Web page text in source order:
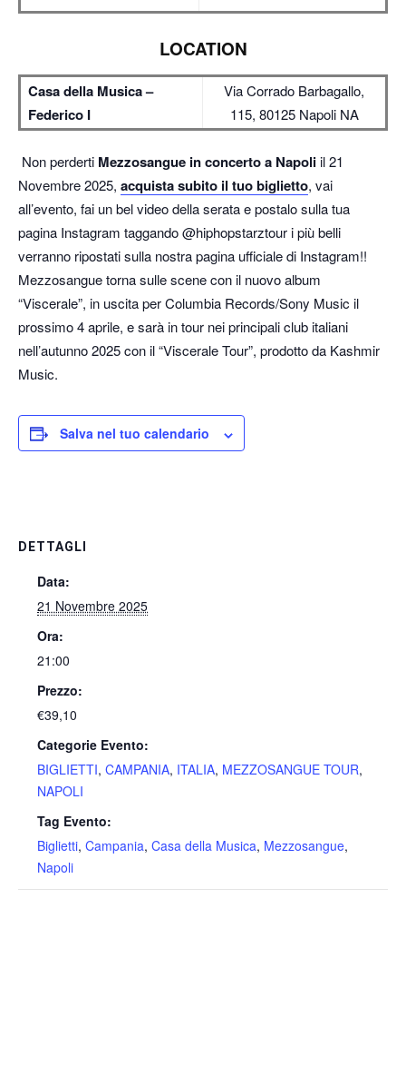
LOCATION
Casa della Musica –
Federico I
Via Corrado Barbagallo,
115, 80125 Napoli NA
Non perderti Mezzosangue in concerto a Napoliil 21
Novembre 2025, acquista subito il tuo biglietto, vai
all’evento, fai un bel video della serata e postalo sulla tua
pagina Instagram taggando @hiphopstarztour i più belli
verranno ripostati sulla nostra pagina ufficiale di Instagram!!
Mezzosangue torna sulle scene con il nuovo album
“Viscerale”, in uscita per Columbia Records/Sony Music il
prossimo 4 aprile, e sarà in tour nei principali club italiani
nell’autunno 2025 con il “Viscerale Tour”, prodotto da Kashmir
Music.
Salva nel tuo calendario
DETTAGLI
Data:
21 Novembre 2025
Ora:
21:00
Prezzo:
€39,10
Categorie Evento:
BIGLIETTI, CAMPANIA, ITALIA, MEZZOSANGUE TOUR,
NAPOLI
Tag Evento:
Biglietti, Campania, Casa della Musica, Mezzosangue,
Napoli